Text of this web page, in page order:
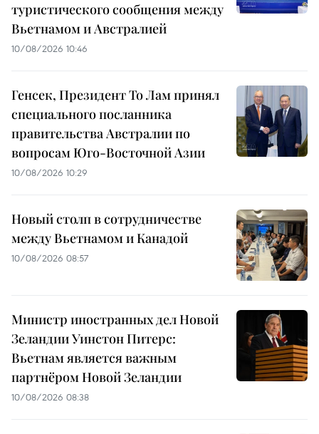
туристического сообщения между
Вьетнамом и Австралией
10/08/2026 10:46
Генсек, Президент То Лам принял
специального посланника
правительства Австралии по
вопросам Юго-Восточной Азии
10/08/2026 10:29
Новый столп в сотрудничестве
между Вьетнамом и Канадой
10/08/2026 08:57
Министр иностранных дел Новой
Зеландии Уинстон Питерс:
Вьетнам является важным
партнёром Новой Зеландии
10/08/2026 08:38